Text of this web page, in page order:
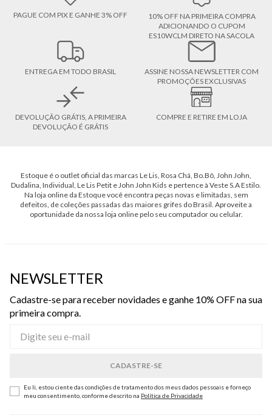
PAGUE COM PIX E GANHE 3% OFF
10% OFF NA PRIMEIRA COMPRA
ADICIONANDO O CUPOM
ES10WCLM DIRETO NA SACOLA
ENTREGA EM TODO BRASIL
ASSINE NOSSA NEWSLETTER COM
PROMOÇÕES EXCLUSIVAS
DEVOLUÇÃO GRÁTIS, A PRIMEIRA
DEVOLUÇÃO É GRÁTIS
COMPRE E RETIRE EM LOJA
Estoque é o outlet oficial das marcas Le Lis, Rosa Chá, Bo.Bô, John John,
Dudalina, Individual, Le Lis Petit e John John Kids e pertence à Veste S.A Estilo.
Na loja online da Estoque você encontra peças novas e limitadas, sem
defeitos, de coleções passadas das maiores grifes do Brasil. Aproveite a
oportunidade da nossa loja online pelo seu computador ou celular.
NEWSLETTER
Cadastre-se para receber novidades e ganhe 10% OFF na sua
primeira compra.
Eu li, estou ciente das condições de tratamento dos meus dados pessoais e forneço
meu consentimento, conforme descrito na Política de Privacidade